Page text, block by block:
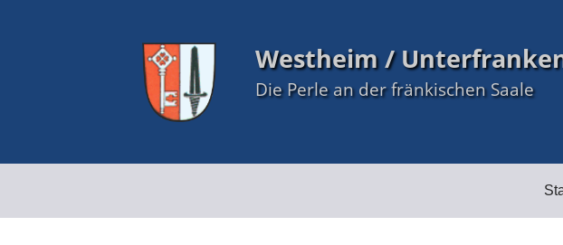
Westheim /
Die Perle an der fränkischen Saale